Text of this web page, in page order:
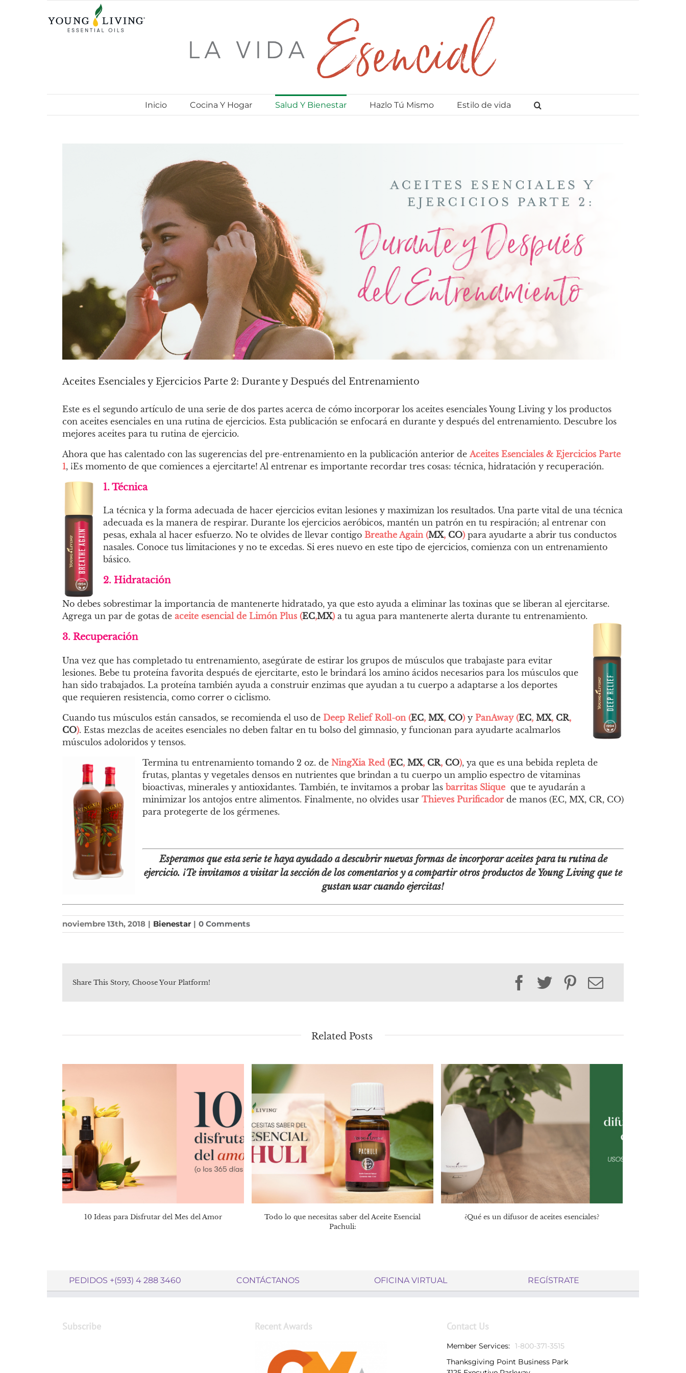
Inicio Cocina Y Hogar Salud Y Bienestar Hazlo Tú Mismo Estilo de vida
Aceites Esenciales y Ejercicios Parte 2: Durante y Después del Entrenamiento
Este es el segundo artículo de una serie de dos partes acerca de cómo incorporar los aceites esenciales Young Living y los productos
con aceites esenciales en una rutina de ejercicios. Esta publicación se enfocará en durante y después del entrenamiento. Descubre los
mejores aceites para tu rutina de ejercicio.
Ahora que has calentado con las sugerencias del pre-entrenamiento en la publicación anterior de Aceites Esenciales & Ejercicios Parte
1, ¡Es momento de que comiences a ejercitarte! Al entrenar es importante recordar tres cosas: técnica, hidratación y recuperación.
1. Técnica
La técnica y la forma adecuada de hacer ejercicios evitan lesiones y maximizan los resultados. Una parte vital de una técnica
adecuada es la manera de respirar. Durante los ejercicios aeróbicos, mantén un patrón en tu respiración; al entrenar con
pesas, exhala al hacer esfuerzo. No te olvides de llevar contigo Breathe Again (MX, CO) para ayudarte a abrir tus conductos
nasales. Conoce tus limitaciones y no te excedas. Si eres nuevo en este tipo de ejercicios, comienza con un entrenamiento
básico.
2. Hidratación
No debes sobrestimar la importancia de mantenerte hidratado, ya que esto ayuda a eliminar las toxinas que se liberan al ejercitarse.
Agrega un par de gotas de aceite esencial de Limón Plus (EC,MX) a tu agua para mantenerte alerta durante tu entrenamiento.
3. Recuperación
Una vez que has completado tu entrenamiento, asegúrate de estirar los grupos de músculos que trabajaste para evitar
lesiones. Bebe tu proteína favorita después de ejercitarte, esto le brindará los amino ácidos necesarios para los músculos que
han sido trabajados. La proteína también ayuda a construir enzimas que ayudan a tu cuerpo a adaptarse a los deportes
que requieren resistencia, como correr o ciclismo.
Cuando tus músculos están cansados, se recomienda el uso de Deep Relief Roll-on (EC, MX, CO) y PanAway (EC, MX, CR,
CO). Estas mezclas de aceites esenciales no deben faltar en tu bolso del gimnasio, y funcionan para ayudarte acalmarlos
músculos adoloridos y tensos.
Termina tu entrenamiento tomando 2 oz. de NingXia Red (EC, MX, CR, CO), ya que es una bebida repleta de
frutas, plantas y vegetales densos en nutrientes que brindan a tu cuerpo un amplio espectro de vitaminas
bioactivas, minerales y antioxidantes. También, te invitamos a probar las barritas Slique que te ayudarán a
minimizar los antojos entre alimentos. Finalmente, no olvides usar Thieves Purificador de manos (EC, MX, CR, CO)
para protegerte de los gérmenes.
Esperamos que esta serie te haya ayudado a descubrir nuevas formas de incorporar aceites para tu rutina de
ejercicio. ¡Te invitamos a visitar la sección de los comentarios y a compartir otros productos de Young Living que te
gustan usar cuando ejercitas!
noviembre 13th, 2018 | Bienestar | 0 Comments
Share This Story, Choose Your Platform! Facebook
TwitterPinterest
Email
Related Posts
10 Ideas para Disfrutar del Mes del Amor
Todo lo que necesitas saber del Aceite Esencial
Pachuli:
¿Qué es un difusor de aceites esenciales?
PEDIDOS +(593) 4 288 3460 CONTÁCTANOS OFICINA VIRTUAL REGÍSTRATE
Subscribe Recent Awards Contact Us
Member Services: 1-800-371-3515
Thanksgiving Point Business Park